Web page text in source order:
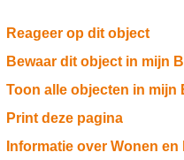
Reageer op dit object
Bewaar dit object in mijn
Toon alle objecten in mijn
Print deze pagina
Informatie over Wonen